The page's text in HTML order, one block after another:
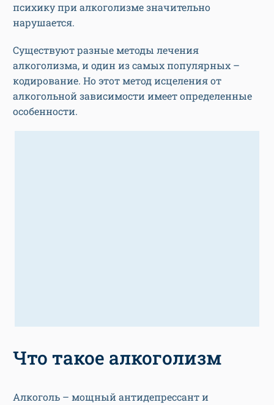
психику при алкоголизме значительно
нарушается.
Существуют разные методы лечения
алкоголизма, и один из самых популярных –
кодирование. Но этот метод исцеления от
алкогольной зависимости имеет определенные
особенности.
Что такое алкоголизм
Алкоголь – мощный антидепрессант и